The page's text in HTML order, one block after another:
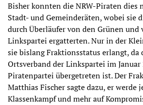
Bisher konnten die NRW-Piraten dies
Stadt- und Gemeinderäten, wobei sie
durch Überläufer von den Grünen und
Linkspartei ergatterten. Nur in der
sie bislang Fraktionsstatus erlangt, da
Ortsverband der Linkspartei im
Piratenpartei übergetreten ist. Der
Matthias Fischer sagte dazu, er werde
Klassenkampf und mehr auf